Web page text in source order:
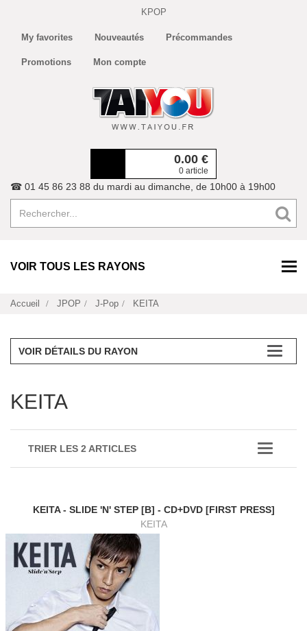
KPOP
My favorites Nouveautés Précommandes
Promotions Mon compte
0.00 €
0 article
☎ 01 45 86 23 88 du mardi au dimanche, de 10h00 à 19h00
VOIR TOUS LES RAYONS
Accueil JPOP J-Pop KEITA
VOIR DÉTAILS DU RAYON
KEITA
TRIER LES 2 ARTICLES
KEITA - SLIDE 'N' STEP [B] - CD+DVD [FIRST PRESS]
KEITA